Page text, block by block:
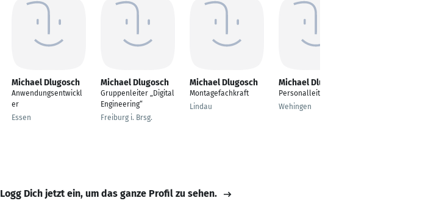
Michael Dlugosch
Anwendungsentwickl
er
Essen
Michael Dlugosch
Gruppenleiter „Digital
Engineering“
Freiburg i. Brsg.
Michael Dlugosch
Montagefachkraft
Lindau
Michael Dlugosch
Personalleiter
Wehingen
Logg Dich jetzt ein, um das ganze Profil zu sehen.